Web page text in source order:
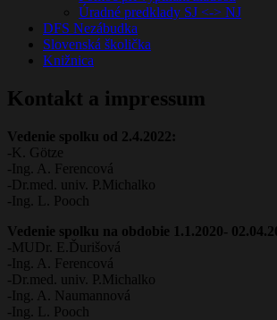
Úradné predklady SJ <-> NJ
DFS Nezábudka
Slovenská školička
Knižnica
Kontakt a impressum
Vedenie spolku od 2.4.2022:
-K. Götze
-Ing. A. Ferencová
-Dr.med. univ. P.Michalko
-Ing. L. Pooch
Vedenie spolku na obdobie 1.1.2020-
-MUDr. E.Ďurišová
-Ing. A. Ferencová
-Dr.med. univ. P.Michalko
-Ing. A. Naumannová
-Ing. L. Pooch